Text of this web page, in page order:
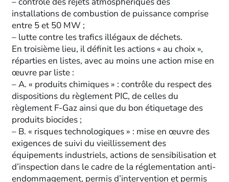
installations de combustion de puissance comprise
entre 5 et 50 MW ;
– lutte contre les trafics illégaux de déchets.
En troisième lieu, il définit les actions « au choix »,
réparties en listes, avec au moins une action mise en
œuvre par liste :
– A. « produits chimiques » : contrôle du respect des
dispositions du règlement PIC, de celles du
règlement F-Gaz ainsi que du bon étiquetage des
produits biocides ;
– B. « risques technologiques » : mise en œuvre des
exigences de suivi du vieillissement des
équipements industriels, actions de sensibilisation et
d’inspection dans le cadre de la réglementation anti-
endommagement, permis d’intervention et permis